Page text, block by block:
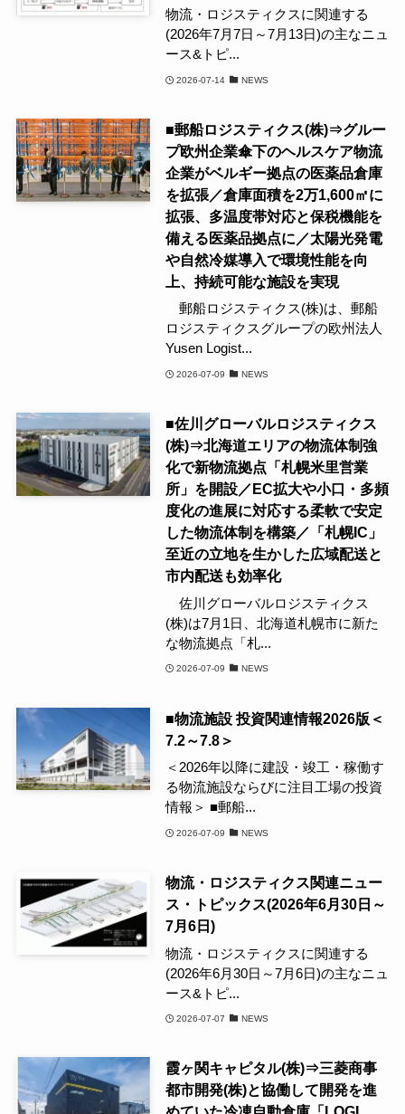
物流・ロジスティクスに関連する
(2026年7月7日～7月13日)の主なニュ
ース&トピ...
2026-07-14 NEWS
■郵船ロジスティクス(株)⇒グルー
プ欧州企業傘下のヘルスケア物流
企業がベルギー拠点の医薬品倉庫
を拡張／倉庫面積を2万1,600㎡に
拡張、多温度帯対応と保税機能を
備える医薬品拠点に／太陽光発電
や自然冷媒導入で環境性能を向
上、持続可能な施設を実現
郵船ロジスティクス(株)は、郵船
ロジスティクスグループの欧州法人
Yusen Logist...
2026-07-09 NEWS
■佐川グローバルロジスティクス
(株)⇒北海道エリアの物流体制強
化で新物流拠点「札幌米里営業
所」を開設／EC拡大や小口・多頻
度化の進展に対応する柔軟で安定
した物流体制を構築／「札幌IC」
至近の立地を生かした広域配送と
市内配送も効率化
佐川グローバルロジスティクス
(株)は7月1日、北海道札幌市に新た
な物流拠点「札...
2026-07-09 NEWS
■物流施設 投資関連情報2026版＜
7.2～7.8＞
＜2026年以降に建設・竣工・稼働す
る物流施設ならびに注目工場の投資
情報＞ ■郵船...
2026-07-09 NEWS
物流・ロジスティクス関連ニュー
ス・トピックス(2026年6月30日～
7月6日)
物流・ロジスティクスに関連する
(2026年6月30日～7月6日)の主なニュ
ース&トピ...
2026-07-07 NEWS
霞ヶ関キャピタル(株)⇒三菱商事
都市開発(株)と協働して開発を進